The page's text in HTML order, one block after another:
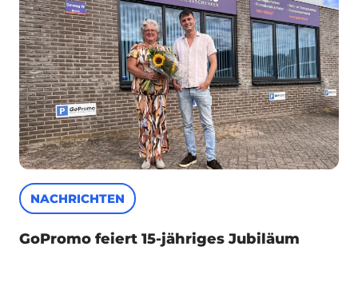
NACHRICHTEN
GoPromo feiert 15-jähriges Jubiläum